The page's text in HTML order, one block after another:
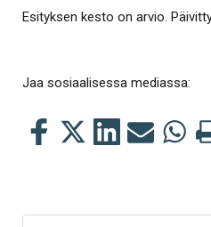
Esityksen kesto on arvio.
Jaa sosiaalisessa mediassa:
Jaa
Jaa
Jaa Jaa Jaa